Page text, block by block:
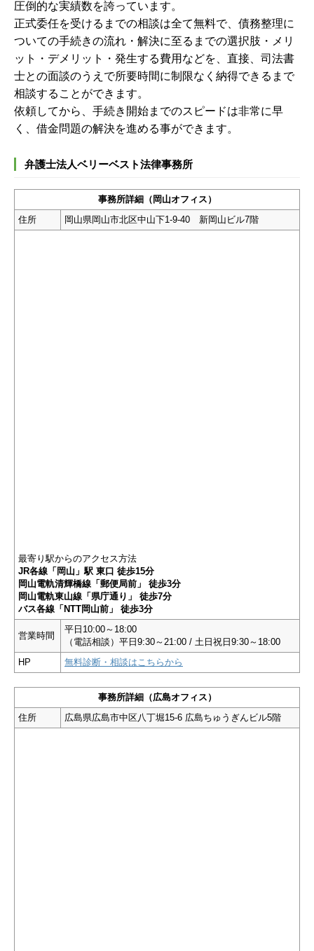
圧倒的な実績数を誇っています。
正式委任を受けるまでの相談は全て無料で、債務整理に
ついての手続きの流れ・解決に至るまでの選択肢・メリ
ット・デメリット・発生する費用などを、直接、司法書
士との面談のうえで所要時間に制限なく納得できるまで
相談することができます。
依頼してから、手続き開始までのスピードは非常に早
く、借金問題の解決を進める事ができます。
弁護士法人ベリーベスト法律事務所
事務所詳細（岡山オフィス）
住所
岡山県岡山市北区中山下1-9-40 新岡山ビル7階
最寄り駅からのアクセス方法
JR各線「岡山」駅 東口 徒歩15分
岡山電軌清輝橋線「郵便局前」 徒歩3分
岡山電軌東山線「県庁通り」 徒歩7分
バス各線「NTT岡山前」 徒歩3分
営業時間
平日10:00～18:00
（電話相談）平日9:30～21:00 / 土日祝日9:30～18:00
HP
無料診断・相談はこちらから
事務所詳細（広島オフィス）
住所
広島県広島市中区八丁堀15-6 広島ちゅうぎんビル5階